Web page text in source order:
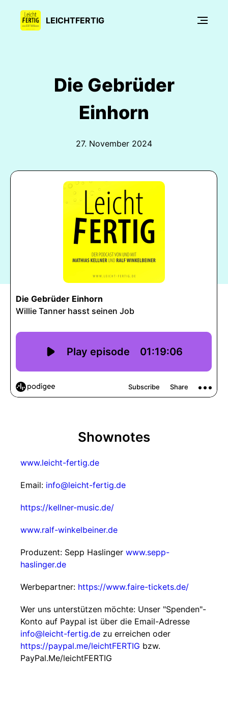
LEICHTFERTIG
Die Gebrüder
Einhorn
27. November 2024
Shownotes
www.leicht-fertig.de
Email: info@leicht-fertig.de
https://kellner-music.de/
www.ralf-winkelbeiner.de
Produzent: Sepp Haslinger www.sepp-
haslinger.de
Werbepartner: https://www.faire-tickets.de/
Wer uns unterstützen möchte: Unser "Spenden"-
Konto auf Paypal ist über die Email-Adresse
info@leicht-fertig.de zu erreichen oder
https://paypal.me/leichtFERTIG bzw.
PayPal.Me/leichtFERTIG